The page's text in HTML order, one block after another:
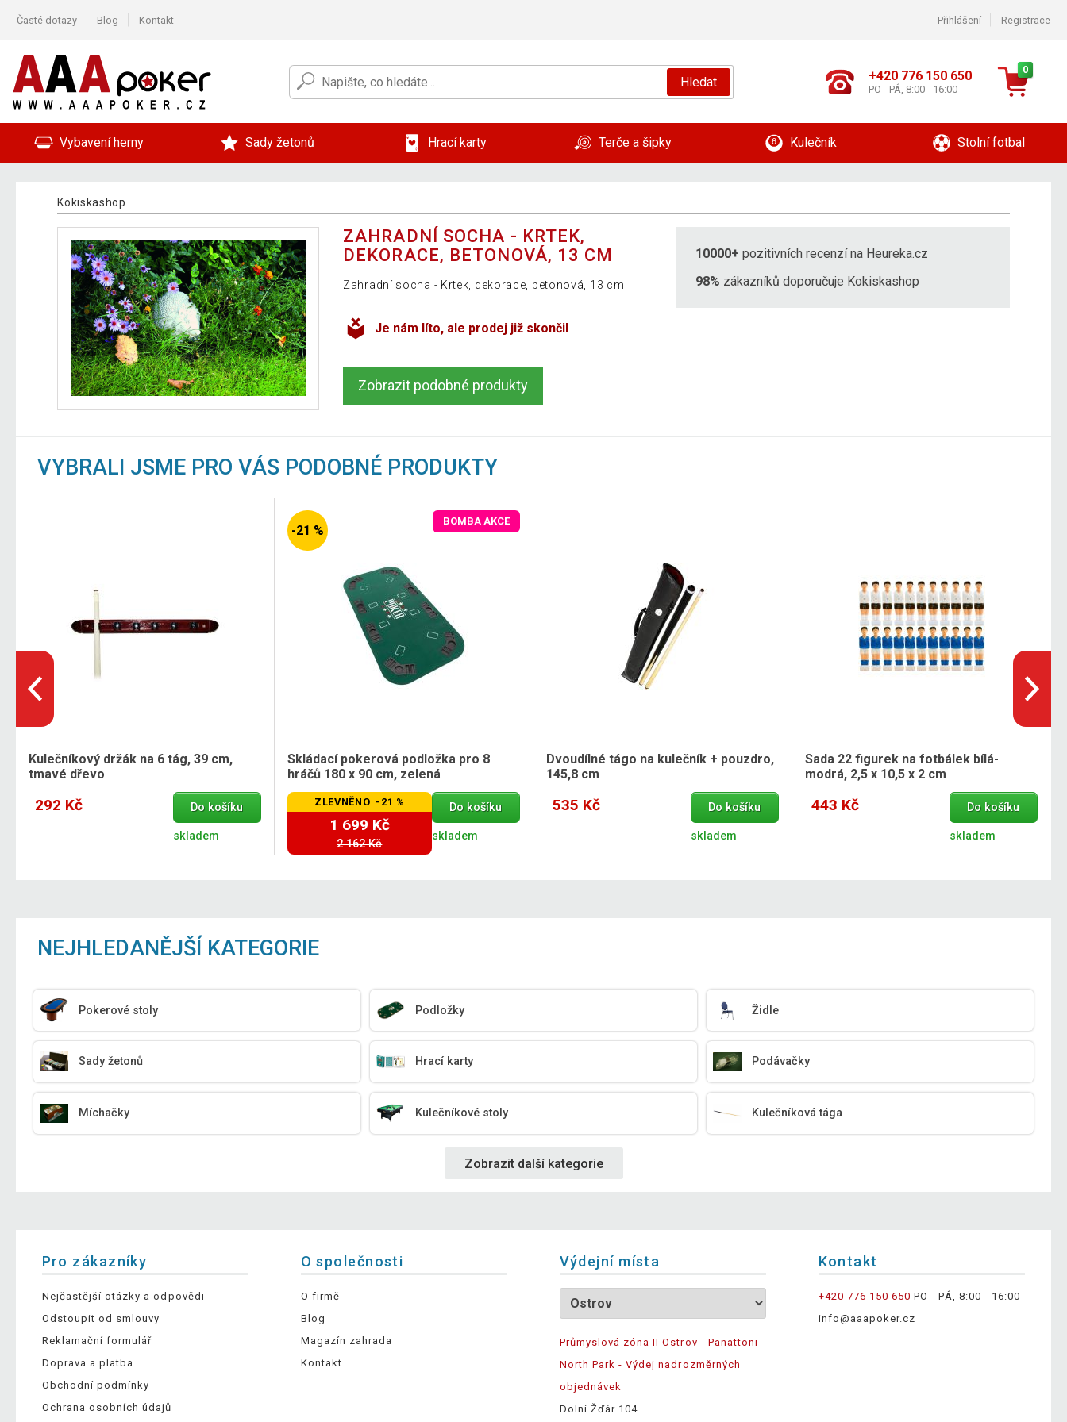
Časté dotazy Blog Kontakt Přihlášení Registrace
Hledat +420 776 150 650
PO - PÁ, 8:00 - 16:00
0
Vybavení herny Sady žetonů Hrací karty Terče a šipky Kulečník Stolní fotbal
Kokiskashop
ZAHRADNÍ SOCHA - KRTEK,
DEKORACE, BETONOVÁ, 13 CM
Zahradní socha - Krtek, dekorace, betonová, 13 cm
Je nám líto, ale prodej již skončil
Zobrazit podobné produkty
10000+ pozitivních recenzí na Heureka.cz
98% zákazníků doporučuje Kokiskashop
VYBRALI JSME PRO VÁS PODOBNÉ PRODUKTY
Kulečníkový držák na 6 tág, 39 cm,
tmavé dřevo
292 Kč Do košíku
skladem
-21 %
BOMBA AKCE
Skládací pokerová podložka pro 8
hráčů 180 x 90 cm, zelená
ZLEVNĚNO -21 %
1 699 Kč
2 162 Kč
Do košíku
skladem
Dvoudílné tágo na kulečník + pouzdro,
145,8 cm
535 Kč Do košíku
skladem
Sada 22 figurek na fotbálek bílá-
modrá, 2,5 x 10,5 x 2 cm
443 Kč Do košíku
skladem
NEJHLEDANĚJŠÍ KATEGORIE
Pokerové stoly Podložky Židle
Sady žetonů Hrací karty Podávačky
Míchačky Kulečníkové stoly Kulečníková tága
Zobrazit další kategorie
Pro zákazníky
Nejčastější otázky a odpovědi
Odstoupit od smlouvy
Reklamační formulář
Doprava a platba
Obchodní podmínky
Ochrana osobních údajů
O společnosti
O firmě
Blog
Magazín zahrada
Kontakt
Výdejní místa
Průmyslová zóna II Ostrov - Panattoni
North Park - Výdej nadrozměrných
objednávek
Dolní Žďár 104
Kontakt
+420 776 150 650 PO - PÁ, 8:00 - 16:00
info@aaapoker.cz